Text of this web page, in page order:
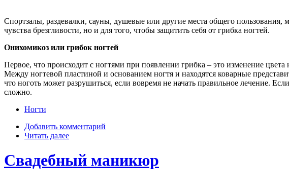
Спортзалы, раздевалки, сауны, душевые или другие места общего
чувства брезгливости, но и для того, чтобы защитить себя от грибка ногтей.
Онихомикоз или грибок ногтей
Первое, что происходит с ногтями при появлении грибка – это изменение
Между ногтевой пластиной и основанием ногтя и находятся коварные
что ноготь может разрушиться, если вовремя не начать правильное лечение.
сложно.
Ногти
Добавить комментарий
Читать далее
Свадебный маникюр